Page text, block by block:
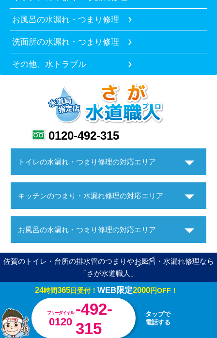
お風呂の水漏れ・つまり修理
洗面所の水漏れ・つまり修理
その他、水トラブル
0120-492-315
トイレの水漏れ・つまり修理の対応エリア
キッチンのつまり・水漏れ修理の対応エリア
お風呂の水漏れ・つまり修理の対応エリア
佐賀のトイレ・台所の排水管のつまりやお風呂・水漏れ修理なら
「さが水道職人」
Copyright ©さが水道職人. All Rights Reserved.
24時間365日受付！ WEB限定2000円OFF！
フリーダイヤル
0120
-492-
315
タップで
電話する